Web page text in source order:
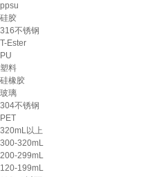
ppsu
硅胶
316不锈钢
T-Ester
PU
塑料
硅橡胶
玻璃
304不锈钢
PET
320mL以上
300-320mL
200-299mL
120-199mL